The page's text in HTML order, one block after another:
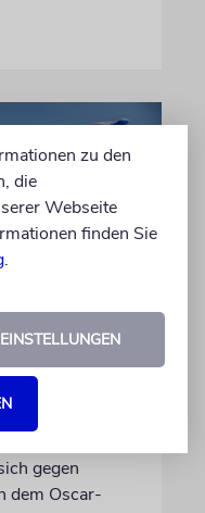
wegen
gegen
dem Oscar-
zu den
die
Webseite
finden Sie
.
EINSTELLUNGEN